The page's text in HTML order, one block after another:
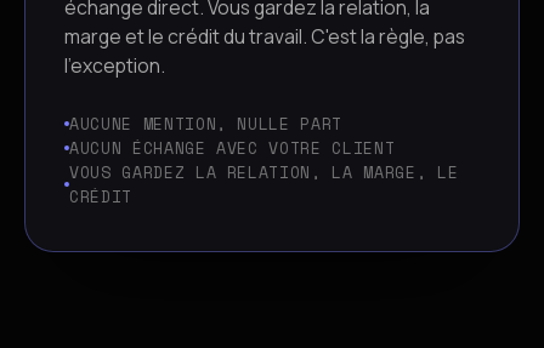
échange direct. Vous gardez la relation, la
marge et le crédit du travail. C'est la règle, pas
l'exception.
AUCUNE MENTION, NULLE PART
AUCUN ÉCHANGE AVEC VOTRE CLIENT
VOUS GARDEZ LA RELATION, LA MARGE, LE
CRÉDIT